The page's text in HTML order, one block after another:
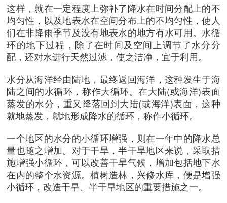
这样，就在一定程度上弥补了降水在时间分配上的不
均匀性，以及地表水在空间分布上的不均匀性，使人
们在非降雨季节及没有地表水的地方有水可用。水循
环的地下过程，除了在时间及空间上调节了水分分
配，还对水进行天然过滤，使之洁净，宜于利用。
水分从海洋经由陆地，最终返回海洋，这种发生于海
陆之间的水循环，称作大循环。在大陆(或海洋)表面
蒸发的水分，重又降落回到大陆(或海洋)表面，这种
就地蒸发，就地形成降水的循环，称作小循环。
一个地区的水分的小循环增强，则在一年中的降水总
量也随之增加。对于干旱，半干旱地区来说，采取措
施增强小循环，可以改善干旱气候，增加包括地下水
在内的整个水资源。植树造林，兴修水库，便是增强
小循环，改造干旱、半干旱地区的重要措施之一。